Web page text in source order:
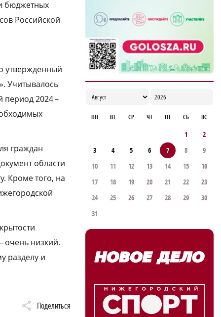
бюджетных
Российской
утвержденный
Учитывалось
период 2024 –
граждан
области
Кроме того, на
очень низкий.
разделу и
Поделиться
Росгвардии
11:59
ПН ВТ СР ЧТ ПТ СБ ВС
1
2
3
4 5 6 7 8
9
10
11 12 13 14 15
16
17
18 19 20 21 22
23
24
25 26 27 28 29
30
31